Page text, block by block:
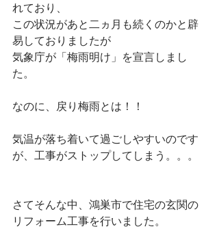
れており、
この状況があと二ヵ月も続くのかと辟
易しておりましたが
気象庁が「梅雨明け」を宣言しまし
た。
なのに、戻り梅雨とは！！
気温が落ち着いて過ごしやすいのです
が、工事がストップしてしまう。。。
さてそんな中、鴻巣市で住宅の玄関の
リフォーム工事を行いました。